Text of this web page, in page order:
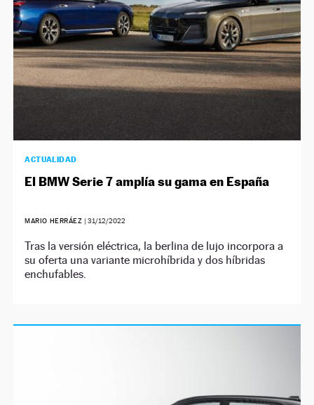
ACTUALIDAD
El BMW Serie 7 amplía su gama en España
MARIO HERRÁEZ | 31/12/2022
Tras la versión eléctrica, la berlina de lujo incorpora a
su oferta una variante microhíbrida y dos híbridas
enchufables.